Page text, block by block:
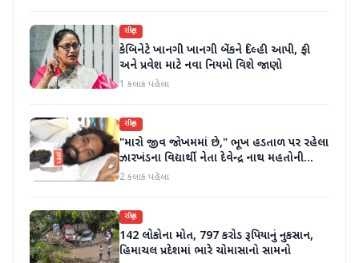
રાષ્ટ્રીય
કેબિનેટે ખાનગી ખાનગી બેંકને દિલ્હી આપી, ફી
અને પ્રવેશ માટે નવા નિયમો વિશે જાણો
1 કલાક પહેલા
રાષ્ટ્રીય
"મારો જીવ જોખમમાં છે," ભૂખ હડતાળ પર રહેલા
ઝારખંડના વિદ્યાર્થી નેતા દેવેન્દ્ર નાથ મહતોની
તબિયત ખરાબ
2 કલાક પહેલા
રાષ્ટ્રીય
142 લોકોના મોત, 797 કરોડ રૂપિયાનું નુકસાન,
હિમાચલ પ્રદેશમાં ભારે ચોમાસાનો સામનો